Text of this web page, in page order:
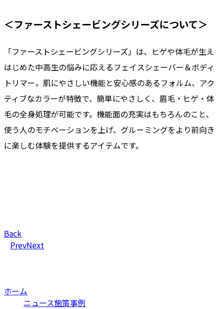
＜ファーストシェービングシリーズについて＞
「ファーストシェービングシリーズ」は、ヒゲや体毛が生え
はじめた中高生の悩みに応えるフェイスシェーバー＆ボディ
トリマー。肌にやさしい機能と安心感のあるフォルム、アク
ティブなカラーが特徴で、簡単にやさしく、眉毛・ヒゲ・体
毛の全身処理が可能です。機能面の充実はもちろんのこと、
使う人のモチベーションを上げ、グルーミングをより前向き
に楽しむ体験を提供するアイテムです。
Back
PrevNext
ホーム
ニュース施策事例